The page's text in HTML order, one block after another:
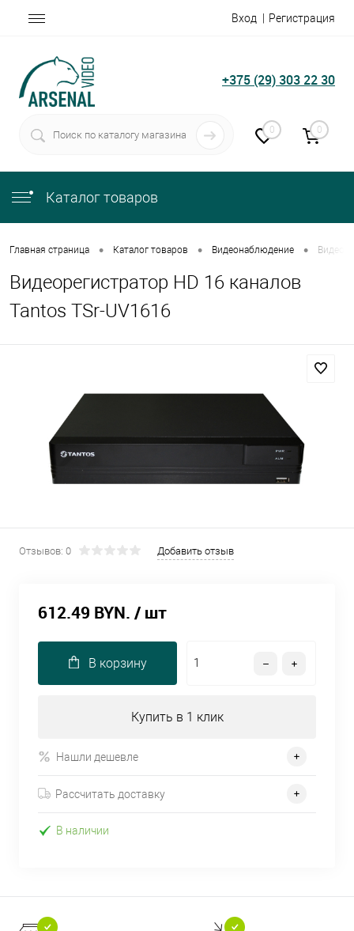
Вход Регистрация
+375 (29) 303 22 30
0 0
Каталог товаров
Главная страница • Каталог товаров • Видеонаблюдение •
Видеорегистратор HD 16 каналов
Tantos TSr-UV1616
Отзывов: 0 Добавить отзыв
612.49 BYN. / шт
В корзину
Купить в 1 клик
Нашли дешевле
Рассчитать доставку
В наличии